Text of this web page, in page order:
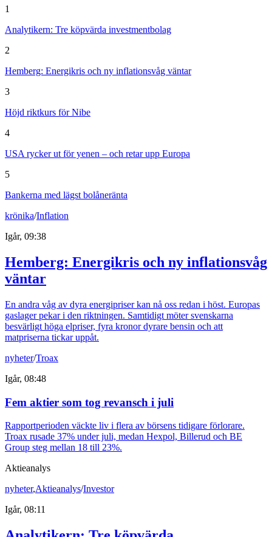
1
Analytikern: Tre köpvärda investmentbolag
2
Hemberg: Energikris och ny inflationsvåg väntar
3
Höjd riktkurs för Nibe
4
USA rycker ut för yenen – och retar upp Europa
5
Bankerna med lägst bolåneränta
krönika/Inflation
Igår, 09:38
Hemberg: Energikris och ny inflationsvåg
väntar
En andra våg av dyra energipriser kan nå oss redan i höst. Europas
gaslager pekar i den riktningen. Samtidigt möter svenskarna
besvärligt höga elpriser, fyra kronor dyrare bensin och att
matpriserna tickar uppåt.
nyheter/Troax
Igår, 08:48
Fem aktier som tog revansch i juli
Rapportperioden väckte liv i flera av börsens tidigare förlorare.
Troax rusade 37% under juli, medan Hexpol, Billerud och BE
Group steg mellan 18 till 23%.
Aktieanalys
nyheter,Aktieanalys/Investor
Igår, 08:11